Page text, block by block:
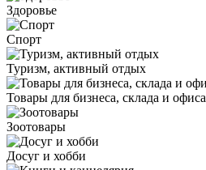
Здоровье
Спорт
Туризм, активный отдых
Товары для бизнеса, склада и офиса
Зоотовары
Досуг и хобби